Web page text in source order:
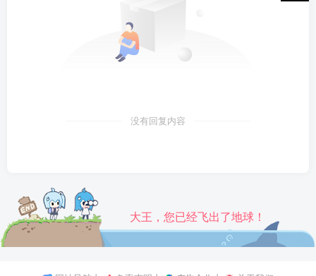
没有回复内容
大王，您已经飞出了地球！